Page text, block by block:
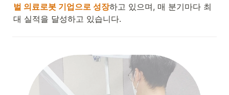
벌 의료로봇 기업으로 성장하고 있으며, 매 분기마다 최
대 실적을 달성하고 있습니다.